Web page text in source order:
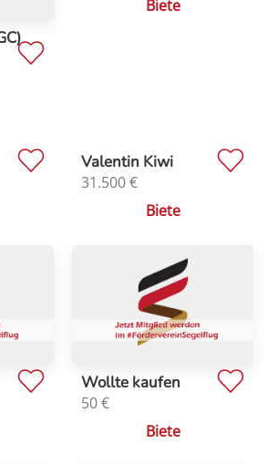
Biete
Valentin Kiwi
31.500€
Biete
Wollte kaufen
50€
Biete